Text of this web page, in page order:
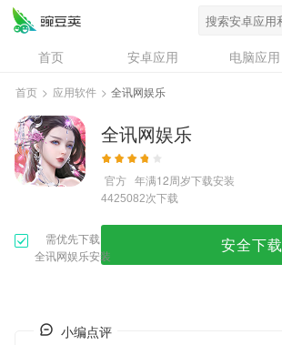
首页 安卓应用 电脑应用
资讯
专题
问答
首页 > 应用软件 > 全讯网娱乐
全讯网娱乐
官方 年满12周岁下载安装
4425082次下载
需优先下载
全讯网娱乐安装
安全下载
小编点评